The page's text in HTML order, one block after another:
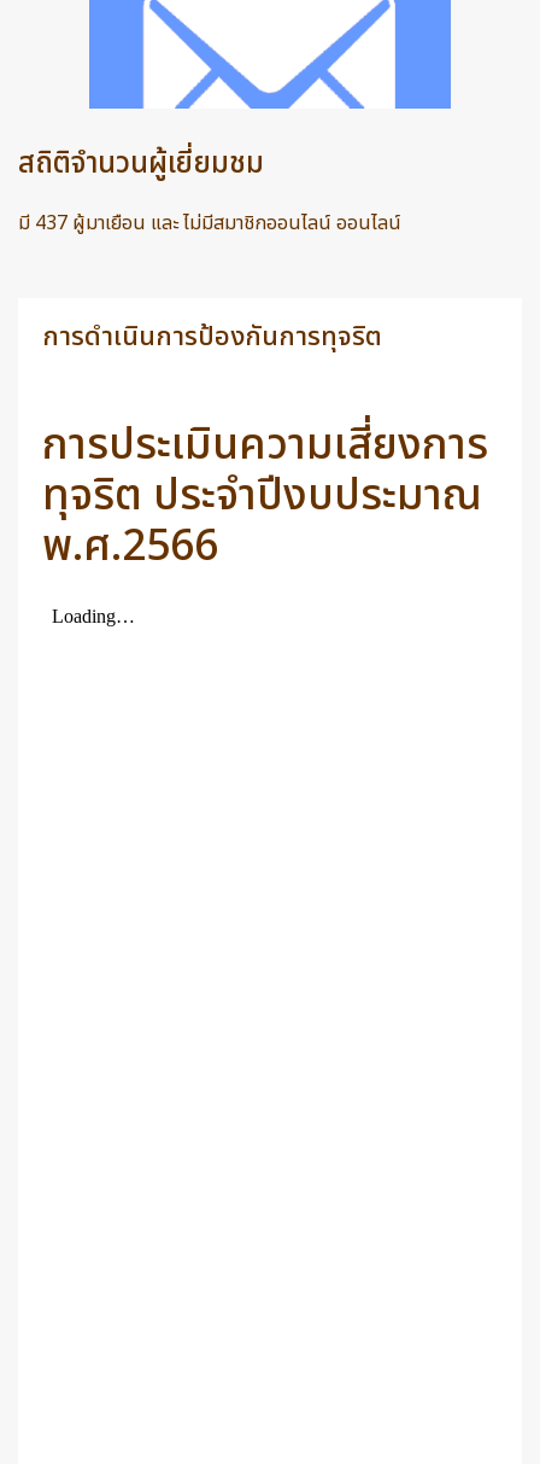
สถิติจำนวนผู้เยี่ยมชม
มี 437 ผู้มาเยือน และ ไม่มีสมาชิกออนไลน์ ออนไลน์
การดำเนินการป้องกันการทุจริต
การประเมินความเสี่ยงการ
ทุจริต ประจำปีงบประมาณ
พ.ศ.2566